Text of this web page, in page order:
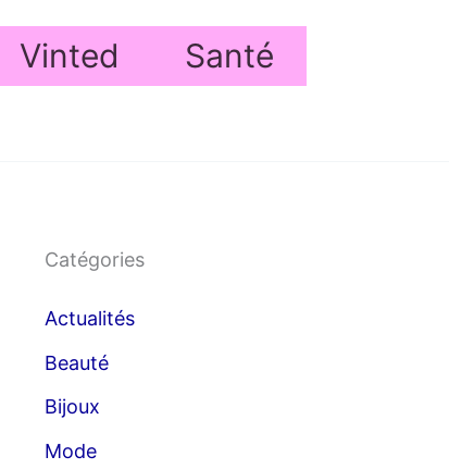
Vinted Santé
Catégories
Actualités
Beauté
Bijoux
Mode